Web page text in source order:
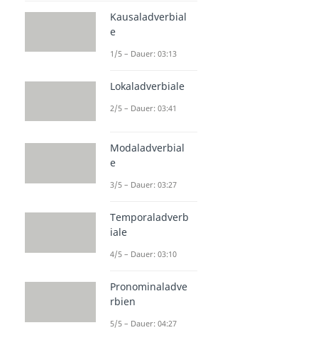
Kausaladverbial
e
1/5 – Dauer: 03:13
Lokaladverbiale
2/5 – Dauer: 03:41
Modaladverbial
e
3/5 – Dauer: 03:27
Temporaladverb
iale
4/5 – Dauer: 03:10
Pronominaladve
rbien
5/5 – Dauer: 04:27